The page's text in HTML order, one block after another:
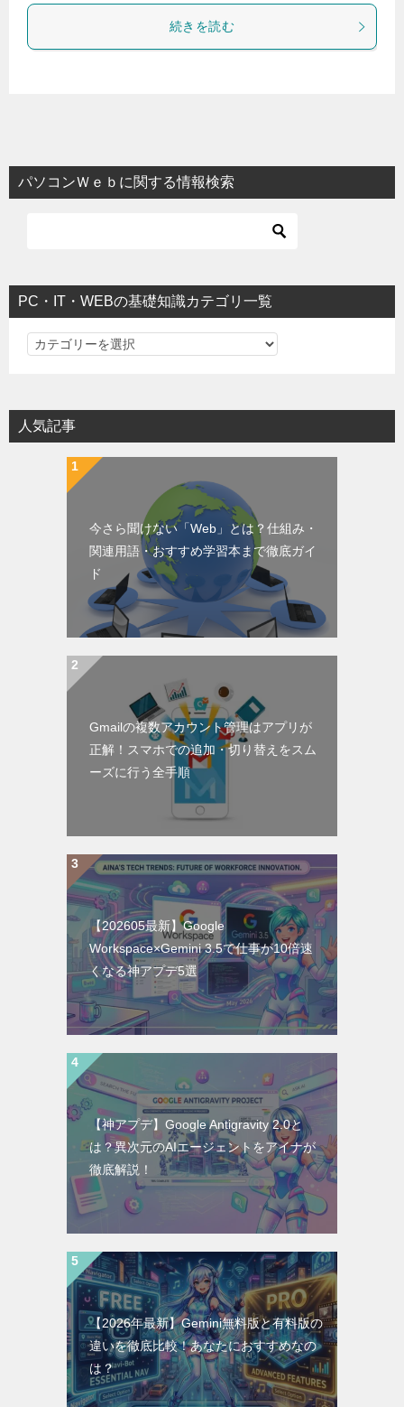
続きを読む
パソコンＷｅｂに関する情報検索
PC・IT・WEBの基礎知識カテゴリ一覧
PC・IT・WEBの基礎知識カテゴリ一覧
人気記事
今さら聞けない「Web」とは？仕組み・
関連用語・おすすめ学習本まで徹底ガイ
ド
Gmailの複数アカウント管理はアプリが
正解！スマホでの追加・切り替えをスム
ーズに行う全手順
【202605最新】Google
Workspace×Gemini 3.5で仕事が10倍速
くなる神アプデ5選
【神アプデ】Google Antigravity 2.0と
は？異次元のAIエージェントをアイナが
徹底解説！
【2026年最新】Gemini無料版と有料版の
違いを徹底比較！あなたにおすすめなの
は？